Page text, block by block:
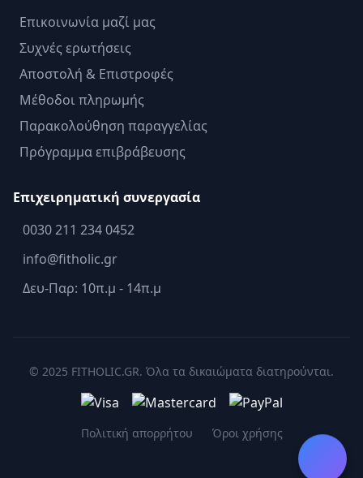
Επικοινωνία μαζί μας
Συχνές ερωτήσεις
Αποστολή & Επιστροφές
Μέθοδοι πληρωμής
Παρακολούθηση παραγγελίας
Πρόγραμμα επιβράβευσης
Επιχειρηματική συνεργασία
0030 211 234 0452
info@fitholic.gr
Δευ-Παρ: 10π.μ - 14π.μ
© 2025 FITHOLIC.GR. Όλα τα δικαιώματα διατηρούνται.
Πολιτική απορρήτου Όροι χρήσης